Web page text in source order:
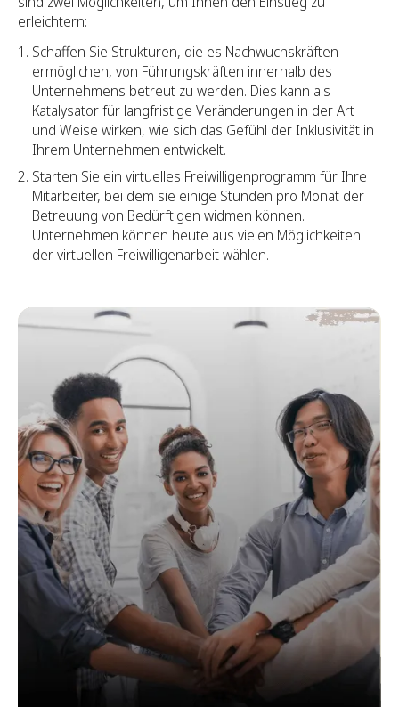
erleichtern:
Schaffen Sie Strukturen, die es Nachwuchskräften
ermöglichen, von Führungskräften innerhalb des
Unternehmens betreut zu werden. Dies kann als
Katalysator für langfristige Veränderungen in der Art
und Weise wirken, wie sich das Gefühl der Inklusivität in
Ihrem Unternehmen entwickelt.
Starten Sie ein virtuelles Freiwilligenprogramm für Ihre
Mitarbeiter, bei dem sie einige Stunden pro Monat der
Betreuung von Bedürftigen widmen können.
Unternehmen können heute aus vielen Möglichkeiten
der virtuellen Freiwilligenarbeit wählen.